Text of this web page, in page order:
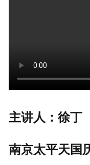
主讲人：徐丁
南京太平天国